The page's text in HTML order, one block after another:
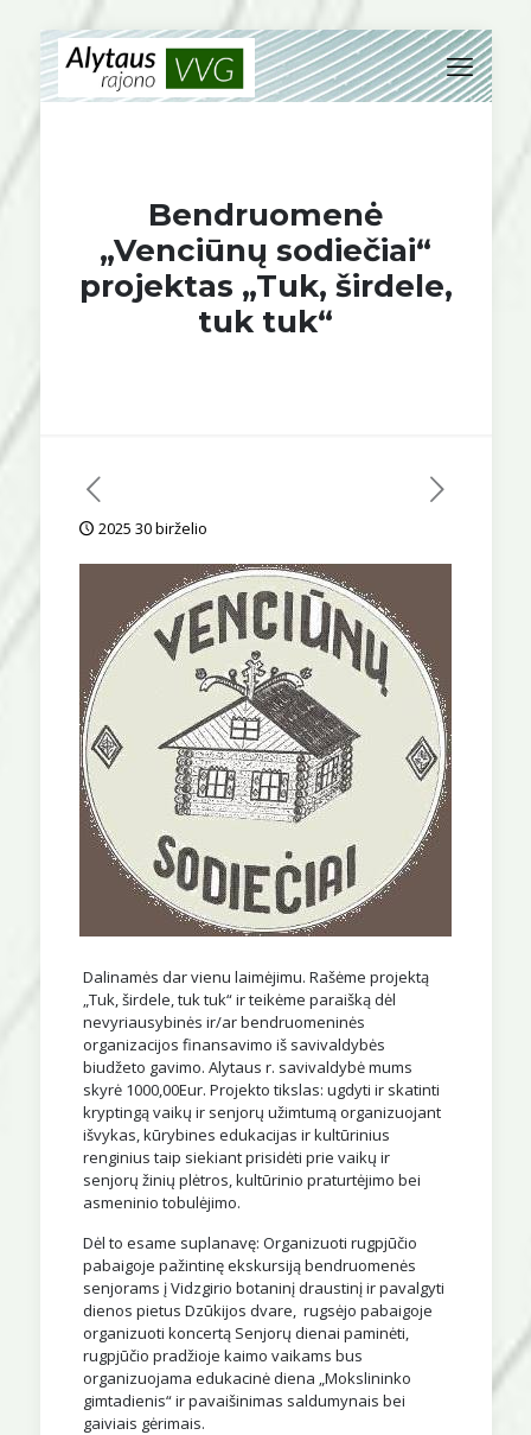
Bendruomenė
„Venciūnų sodiečiai“
projektas „Tuk, širdele,
tuk tuk“
2025 30 birželio
Dalinamės dar vienu laimėjimu. Rašėme projektą
„Tuk, širdele, tuk tuk“ ir teikėme paraišką dėl
nevyriausybinės ir/ar bendruomeninės
organizacijos finansavimo iš savivaldybės
biudžeto gavimo. Alytaus r. savivaldybė mums
skyrė 1000,00Eur. Projekto tikslas: ugdyti ir skatinti
kryptingą vaikų ir senjorų užimtumą organizuojant
išvykas, kūrybines edukacijas ir kultūrinius
renginius taip siekiant prisidėti prie vaikų ir
senjorų žinių plėtros, kultūrinio praturtėjimo bei
asmeninio tobulėjimo.
Dėl to esame suplanavę: Organizuoti rugpjūčio
pabaigoje pažintinę ekskursiją bendruomenės
senjorams į Vidzgirio botaninį draustinį ir pavalgyti
dienos pietus Dzūkijos dvare, rugsėjo pabaigoje
organizuoti koncertą Senjorų dienai paminėti,
rugpjūčio pradžioje kaimo vaikams bus
organizuojama edukacinė diena „Mokslininko
gimtadienis“ ir pavaišinimas saldumynais bei
gaiviais gėrimais.